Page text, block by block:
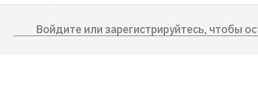
Войдите или зарегистрируйтесь, чтобы